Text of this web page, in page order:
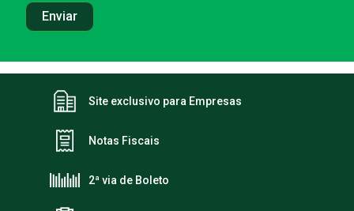
Site exclusivo para Empresas
Notas Fiscais
2ª via de Boleto